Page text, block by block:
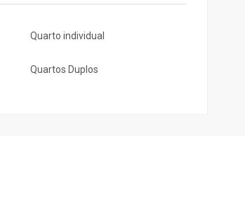
Quarto individual
Quartos Duplos